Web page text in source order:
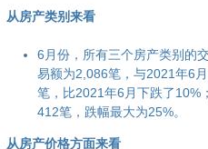
从房产类别来看
6月份，所有三个房产类别的
易额为2,086笔，与2021年6
笔，比2021年6月下跌了10%
412笔，跌幅最大为25%。
从房产价格方面来看